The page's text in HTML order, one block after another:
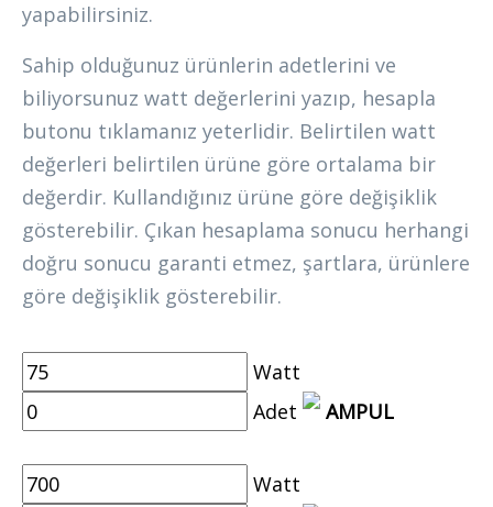
yapabilirsiniz.
Sahip olduğunuz ürünlerin adetlerini ve
biliyorsunuz watt değerlerini yazıp, hesapla
butonu tıklamanız yeterlidir. Belirtilen watt
değerleri belirtilen ürüne göre ortalama bir
değerdir. Kullandığınız ürüne göre değişiklik
gösterebilir. Çıkan hesaplama sonucu herhangi
doğru sonucu garanti etmez, şartlara, ürünlere
göre değişiklik gösterebilir.
Watt
Adet
AMPUL
Watt